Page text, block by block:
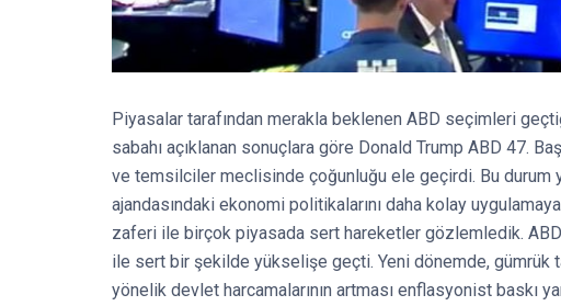
Piyasalar tarafından merakla beklenen ABD seçimleri
sabahı açıklanan sonuçlara göre Donald Trump ABD 47.
ve temsilciler meclisinde çoğunluğu ele geçirdi. Bu durum
ajandasındaki ekonomi politikalarını daha kolay
zaferi ile birçok piyasada sert hareketler gözlemledik. ABD
ile sert bir şekilde yükselişe geçti. Yeni dönemde, gümrük
yönelik devlet harcamalarının artması enflasyonist